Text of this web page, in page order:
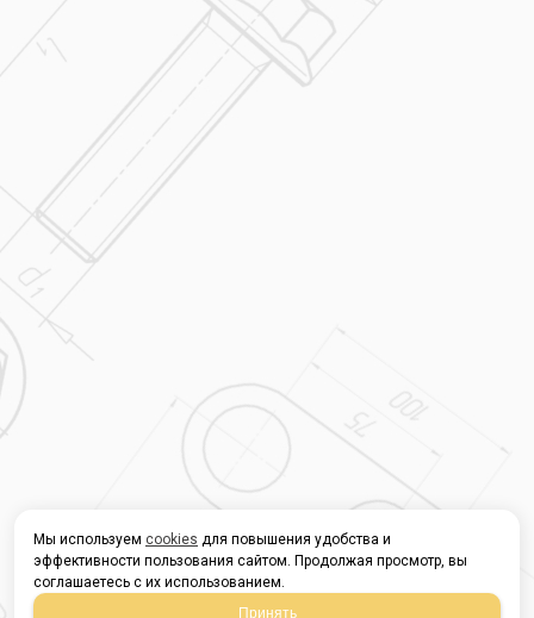
Мы используем cookies для повышения удобства и
эффективности пользования сайтом. Продолжая просмотр, вы
соглашаетесь с их использованием.
Принять